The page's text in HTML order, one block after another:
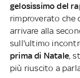
gelosissimo del
rimproverato che
arrivare alla
sull'ultimo
prima di Natale,
più riuscito a